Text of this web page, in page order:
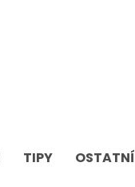
TIPY OSTATNÍ